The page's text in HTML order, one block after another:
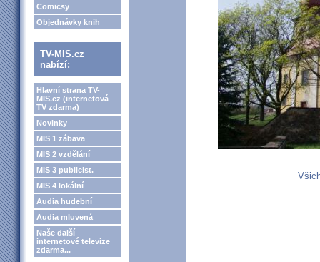
Comicsy
Objednávky knih
TV-MIS.cz
nabízí:
Hlavní strana TV-
MIS.cz (internetová
TV zdarma)
Novinky
MIS 1 zábava
MIS 2 vzdělání
MIS 3 publicist.
MIS 4 lokální
Audia hudební
Audia mluvená
Naše další
internetové televize
zdarma...